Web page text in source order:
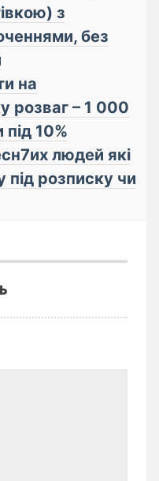
з
без
на
розваг – 1 000
10%
людей які
розписку чи